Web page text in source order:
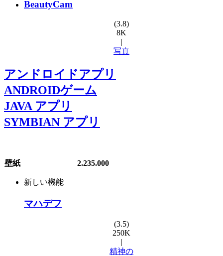
BeautyCam
(3.8)
8K
|
写真
アンドロイドアプリ
ANDROIDゲーム
JAVA アプリ
SYMBIAN アプリ
壁紙 2.235.000
新しい機能
マハデフ
(3.5)
250K
|
精神の